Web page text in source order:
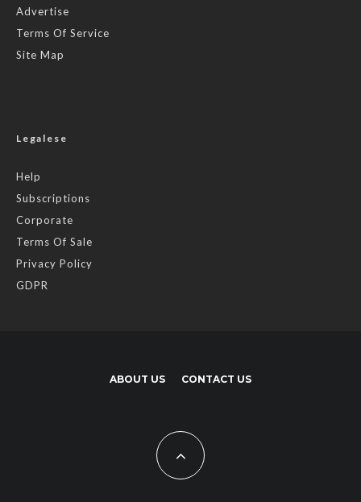
Advertise
Terms Of Service
Site Map
Legalese
Help
Subscriptions
Corporate
Terms Of Sale
Privacy Policy
GDPR
ABOUT US CONTACT US